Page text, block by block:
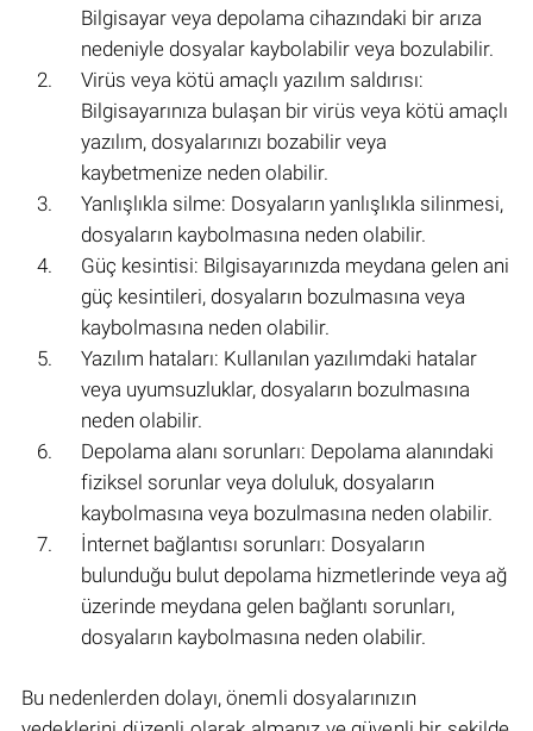
Bilgisayar veya depolama cihazındaki bir arıza
nedeniyle dosyalar kaybolabilir veya bozulabilir.
Virüs veya kötü amaçlı yazılım saldırısı:
Bilgisayarınıza bulaşan bir virüs veya kötü amaçlı
yazılım, dosyalarınızı bozabilir veya
kaybetmenize neden olabilir.
Yanlışlıkla silme: Dosyaların yanlışlıkla silinmesi,
dosyaların kaybolmasına neden olabilir.
Güç kesintisi: Bilgisayarınızda meydana gelen ani
güç kesintileri, dosyaların bozulmasına veya
kaybolmasına neden olabilir.
Yazılım hataları: Kullanılan yazılımdaki hatalar
veya uyumsuzluklar, dosyaların bozulmasına
neden olabilir.
Depolama alanı sorunları: Depolama alanındaki
fiziksel sorunlar veya doluluk, dosyaların
kaybolmasına veya bozulmasına neden olabilir.
İnternet bağlantısı sorunları: Dosyaların
bulunduğu bulut depolama hizmetlerinde veya ağ
üzerinde meydana gelen bağlantı sorunları,
dosyaların kaybolmasına neden olabilir.
Bu nedenlerden dolayı, önemli dosyalarınızın